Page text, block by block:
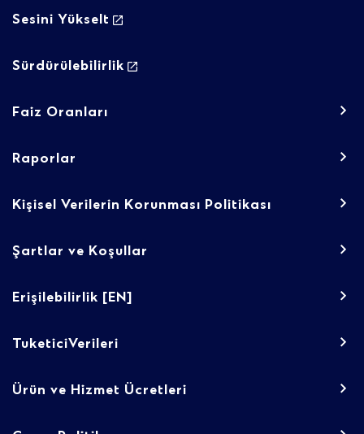
Sesini Yükselt
Sürdürülebilirlik
Footer
-
content
Faiz Oranları
Raporlar
Kişisel Verilerin Korunması Politikası
Şartlar ve Koşullar
Erişilebilirlik [EN]
TuketiciVerileri
Ürün ve Hizmet Ücretleri